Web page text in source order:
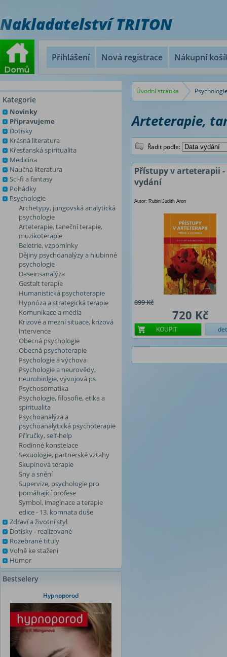
Nakladatelství TRITON
Přihlášení Nová registrace Nákupní
Kategorie
Novinky
Připravujeme
Dotisky
Krásná literatura
Křesťanská spiritualita
Medicína
Naučná literatura
Sci-fi a fantasy
Pohádky
Psychologie
Archetypy, jungovská analytická
psychologie
Arteterapie, taneční terapie,
muzikoterapie
Beletrie, vzpomínky
Dějiny psychoanalýzy a hlubinné
psychologie
Daseinsanalýza
Gestalt terapie
Humanistická psychoterapie
Hypnóza a strategická terapie
Komunikace a média
Krizové a mezní situace, krizová
intervence
Obecná psychologie
Obecná psychoterapie
Psychologie a výchova
Psychologie a neurovědy,
neurobiolgie, vývojová ps
Psychosomatika
Psychologie, filosofie, etika a
spiritualita
Psychoanalýza a
psychoanalytická psychoterapie
Příručky, self-help
Rodinné konstelace
Sexuologie, partnerské vztahy
Skupinová terapie
Sny a snění
Supervize, psychologie pro
pomáhající profese
Symbol, imaginace a terapie
edice - 13. komnata duše
Zdraví a životní styl
Dotisky - realizované
Rozebrané tituly
Volně ke stažení
Humor
Bestselery
Hypnoporod
Úvodní stránka
Arteterapie,
Řadit podle:
Přístupy v arteterapii -
vydání
Autor: Rubin Judith Aron
899 Kč
720 Kč
KOUPIT